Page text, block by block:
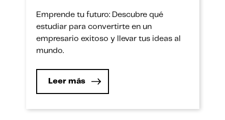
Emprende tu futuro: Descubre qué
estudiar para convertirte en un
empresario exitoso y llevar tus ideas al
mundo.
Leer más